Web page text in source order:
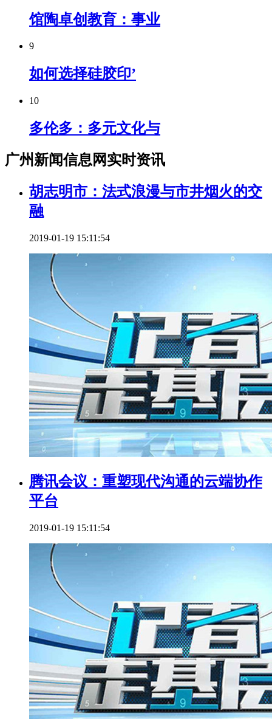
馆陶卓创教育：事业
9
如何选择硅胶印’
10
多伦多：多元文化与
广州新闻信息网实时资讯
胡志明市：法式浪漫与市井烟火的交
融
2019-01-19 15:11:54
腾讯会议：重塑现代沟通的云端协作
平台
2019-01-19 15:11:54